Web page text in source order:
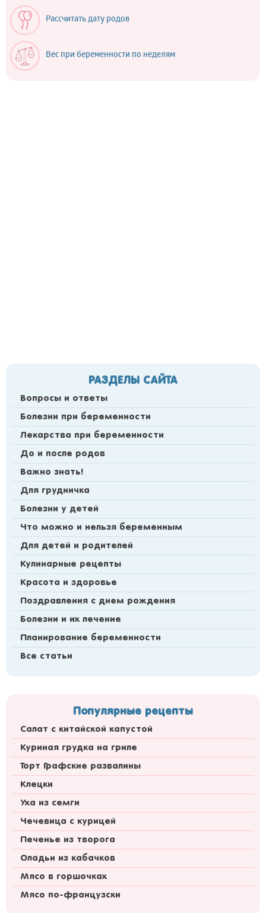
Рассчитать дату родов
Вес при беременности по неделям
РАЗДЕЛЫ САЙТА
Вопросы и ответы
Болезни при беременности
Лекарства при беременности
До и после родов
Важно знать!
Для грудничка
Болезни у детей
Что можно и нельзя беременным
Для детей и родителей
Кулинарные рецепты
Красота и здоровье
Поздравления с днем рождения
Болезни и их лечение
Планирование беременности
Все статьи
Популярные рецепты
Салат с китайской капустой
Куриная грудка на гриле
Торт Графские развалины
Клецки
Уха из семги
Чечевица с курицей
Печенье из творога
Оладьи из кабачков
Мясо в горшочках
Мясо по-французски